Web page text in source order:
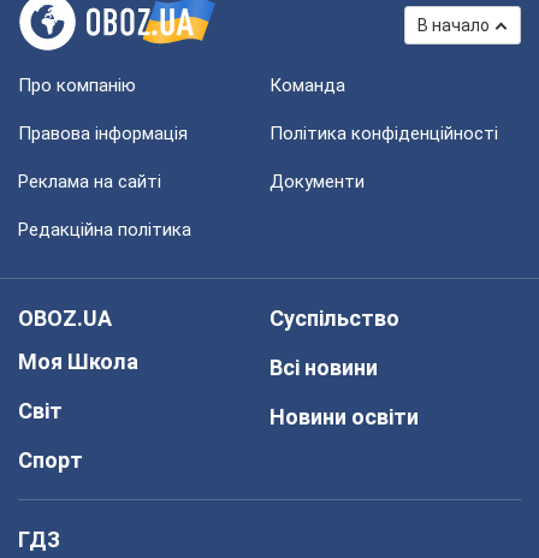
В начало
Про компанію Команда
Правова інформація Політика конфіденційності
Реклама на сайті Документи
Редакційна політика
OBOZ.UA
Моя Школа
Світ
Спорт
Суспільство
Всі новини
Новини освіти
ГДЗ